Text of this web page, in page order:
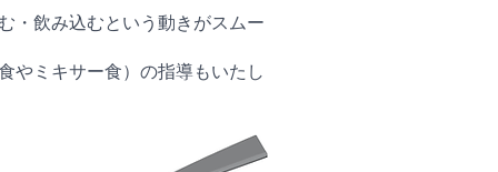
・飲み込むという動きがスムー
やミキサー食）の指導もいたし